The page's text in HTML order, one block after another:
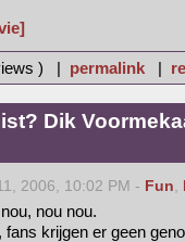
) | permalink|
Dik
2006, 10:02 PM - Fun,
nou nou.
krijgen er geen